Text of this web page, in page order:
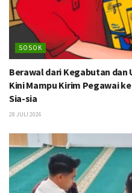
SOSOK
Berawal dari Kegabutan dan
Kini Mampu Kirim Pegawai
Sia-sia
28 JULI 2026